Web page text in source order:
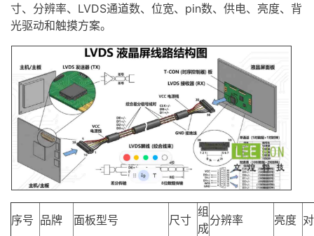
寸、分辨率、LVDS通道数、位宽、pin数、供电、亮度、背
光驱动和触摸方案。
序号 品牌 面板型号 尺寸
组
成
分辨率 亮度